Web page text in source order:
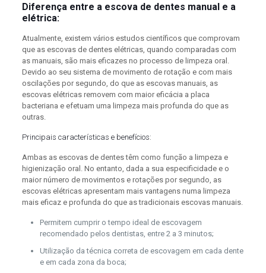
Diferença entre a escova de dentes manual e a
elétrica:
Atualmente, existem vários estudos científicos que comprovam
que as escovas de dentes elétricas, quando comparadas com
as manuais, são mais eficazes no processo de limpeza oral.
Devido ao seu sistema de movimento de rotação e com mais
oscilações por segundo, do que as escovas manuais, as
escovas elétricas removem com maior eficácia a placa
bacteriana e efetuam uma limpeza mais profunda do que as
outras.
Principais características e benefícios:
Ambas as escovas de dentes têm como função a limpeza e
higienização oral. No entanto, dada a sua especificidade e o
maior número de movimentos e rotações por segundo, as
escovas elétricas apresentam mais vantagens numa limpeza
mais eficaz e profunda do que as tradicionais escovas manuais.
Permitem cumprir o tempo ideal de escovagem
recomendado pelos dentistas, entre 2 a 3 minutos;
Utilização da técnica correta de escovagem em cada dente
e em cada zona da boca;